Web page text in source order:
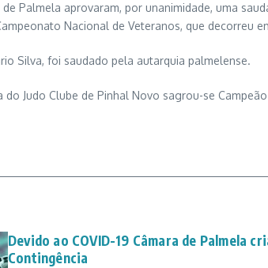
Palmela aprovaram, por unanimidade, uma
Nacional de Veteranos, que decorreu
Silva, foi saudado pela autarquia palmelense.
Judo Clube de Pinhal Novo sagrou-se
Devido ao COVID-19 Câmara de Palmela
Contingência